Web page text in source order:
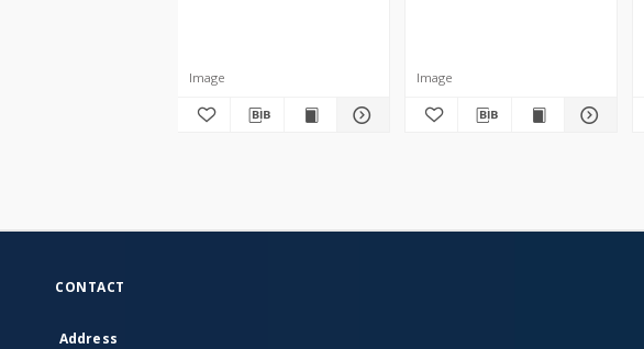
Image Image
CONTACT
Address